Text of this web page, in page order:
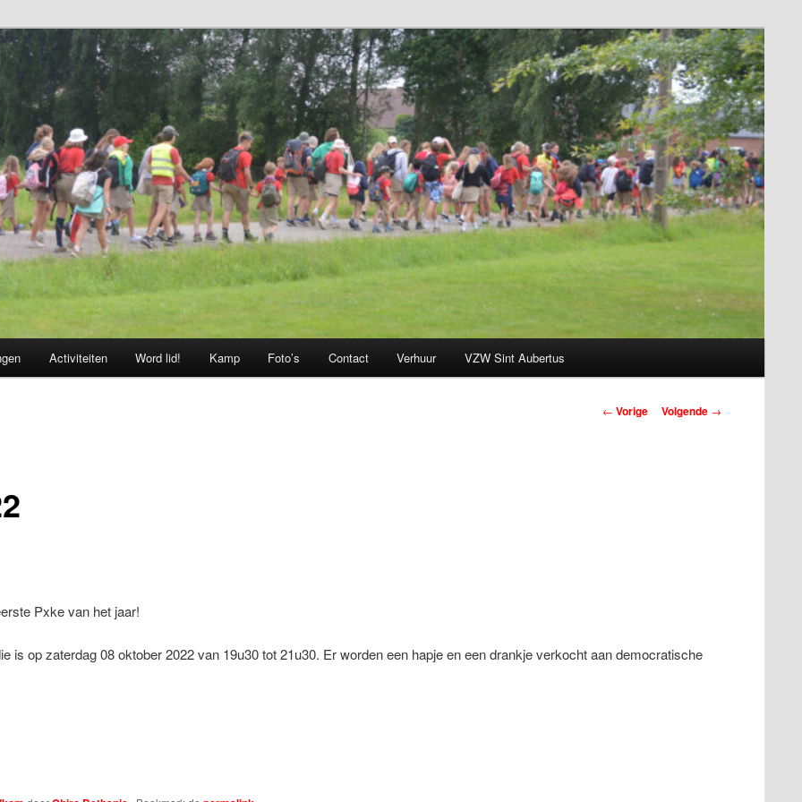
Activiteiten Word lid! Kamp Foto’s Contact Verhuur VZW Sint Aubertus
Berichtnavigatie
← Vorige Volgende →
Pxke van het jaar!
is op zaterdag 08 oktober 2022 van 19u30 tot 21u30. Er worden een hapje en een drankje verkocht aan democratische